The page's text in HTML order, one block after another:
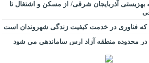
بهزیستی آذربایجان شرقی/ از مسکن و اشتغال تا
که فناوری در خدمت کیفیت زندگی شهروندان است
در محدوده منطقه آزاد ارس ساماندهی می شود
جنگ در سایه همدلی تمامی ارکان حکومت میسر شد